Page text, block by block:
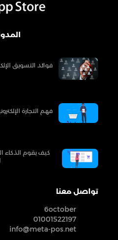
فوائد التسويق
فهم التجارة
كيف يقوم الذكاء
تواصل معنا
6october
01001522197
info@meta-pos.net